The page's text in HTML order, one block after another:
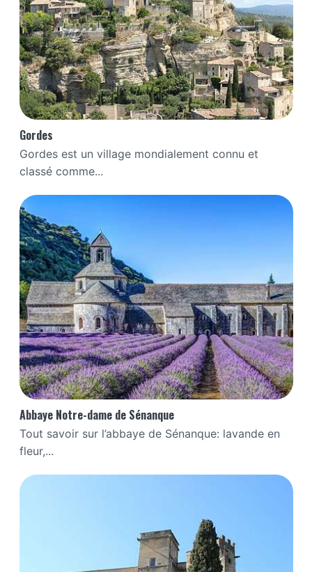
Gordes
Gordes est un village mondialement connu et
classé comme...
Abbaye Notre-dame de Sénanque
Tout savoir sur l’abbaye de Sénanque: lavande en
fleur,...